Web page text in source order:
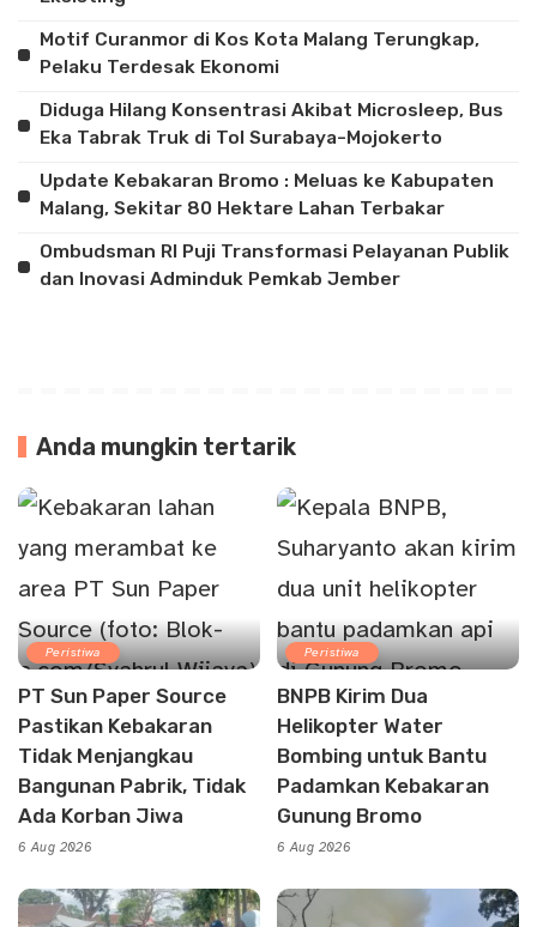
Motif Curanmor di Kos Kota Malang Terungkap,
Pelaku Terdesak Ekonomi
Diduga Hilang Konsentrasi Akibat Microsleep, Bus
Eka Tabrak Truk di Tol Surabaya-Mojokerto
Update Kebakaran Bromo : Meluas ke Kabupaten
Malang, Sekitar 80 Hektare Lahan Terbakar
Ombudsman RI Puji Transformasi Pelayanan Publik
dan Inovasi Adminduk Pemkab Jember
Anda mungkin tertarik
Peristiwa
PT Sun Paper Source
Pastikan Kebakaran
Tidak Menjangkau
Bangunan Pabrik, Tidak
Ada Korban Jiwa
6 Aug 2026
Peristiwa
BNPB Kirim Dua
Helikopter Water
Bombing untuk Bantu
Padamkan Kebakaran
Gunung Bromo
6 Aug 2026